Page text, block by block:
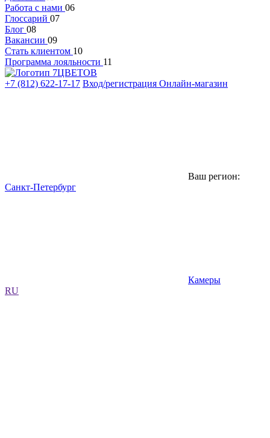
Работа с нами 06
Глоссарий 07
Блог 08
Вакансии 09
Стать клиентом 10
Программа лояльности 11
+7 (812) 622-17-17 Вход/регистрация Онлайн-магазин
Ваш регион:
Санкт-Петербург
Камеры
RU